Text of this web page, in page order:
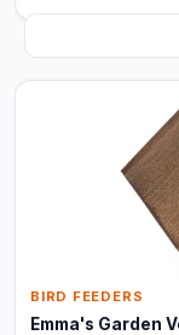
BIRD FEEDERS
Emma's Garden